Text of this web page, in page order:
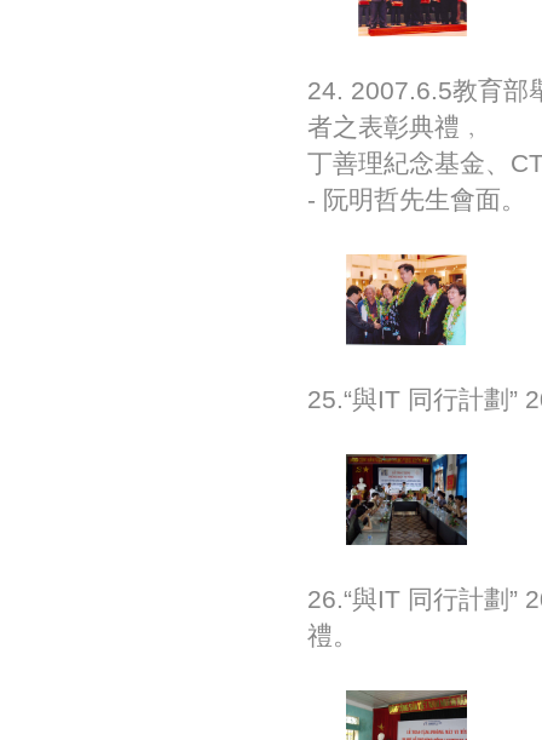
24. 2007.6.5教育部
者之表彰典禮﹐
丁善理紀念基金、
- 阮明哲先生會面。
25.“與IT 同行計劃”
26.“與IT 同行計劃”
禮。